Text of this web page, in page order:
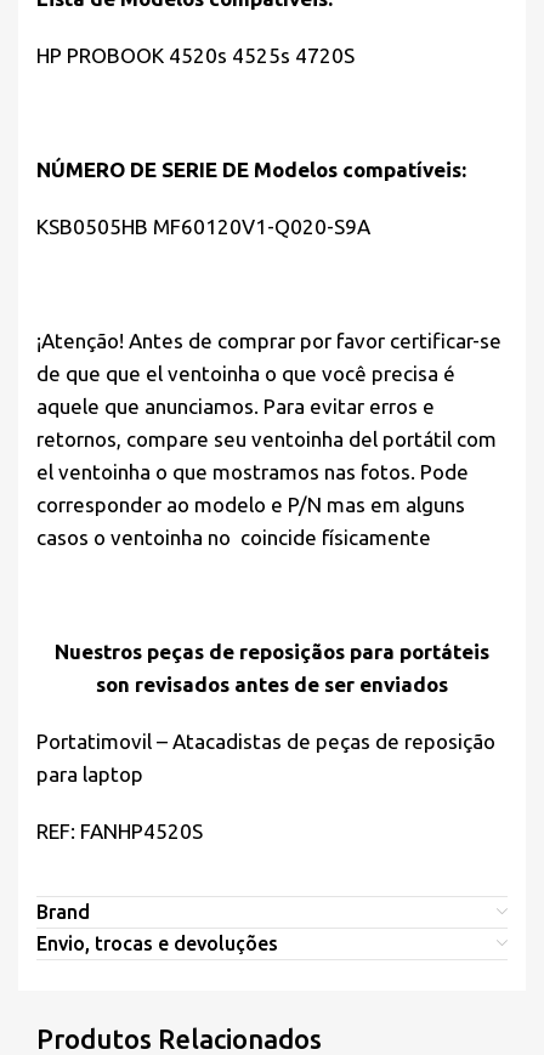
HP PROBOOK 4520s 4525s 4720S
NÚMERO DE SERIE DE Modelos compatíveis:
KSB0505HB MF60120V1-Q020-S9A
¡Atenção! Antes de comprar por favor certificar-se
de que que el ventoinha o que você precisa é
aquele que anunciamos. Para evitar erros e
retornos, compare seu ventoinha del portátil com
el ventoinha o que mostramos nas fotos. Pode
corresponder ao modelo e P/N mas em alguns
casos o ventoinha no coincide físicamente
Nuestros peças de reposiçãos para portáteis
son revisados antes de ser enviados
Portatimovil – Atacadistas de peças de reposição
para laptop
REF: FANHP4520S
Brand
Envio, trocas e devoluções
Produtos Relacionados